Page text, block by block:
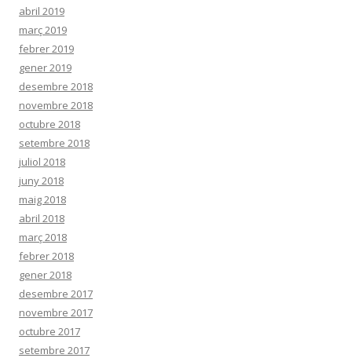
abril 2019
març 2019
febrer 2019
gener 2019
desembre 2018
novembre 2018
octubre 2018
setembre 2018
juliol 2018
juny 2018
maig 2018
abril 2018
març 2018
febrer 2018
gener 2018
desembre 2017
novembre 2017
octubre 2017
setembre 2017